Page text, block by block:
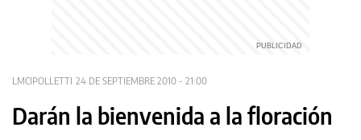
LMCIPOLLETTI 24 DE SEPTIEMBRE 2010 - 21:00
Darán la bienvenida a la floración